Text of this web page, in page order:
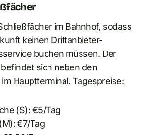
im Bahnhof, sodass
keinen Drittanbieter-
buchen müssen. Der
sich neben den
Hauptterminal. Tagespreise:
(S): €5/Tag
€7/Tag